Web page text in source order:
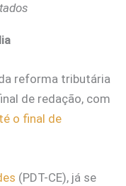
reforma tributária
de redação, com
o final de
(PDT-CE), já se